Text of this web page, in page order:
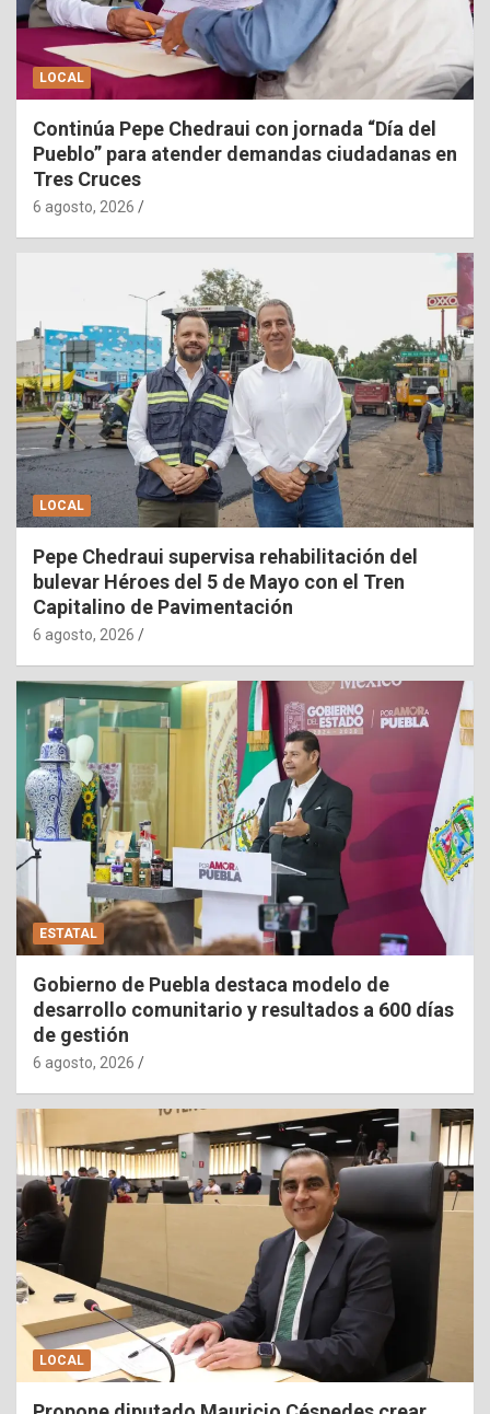
LOCAL
Continúa Pepe Chedraui con jornada “Día del
Pueblo” para atender demandas ciudadanas en
Tres Cruces
6 agosto, 2026
LOCAL
Pepe Chedraui supervisa rehabilitación del
bulevar Héroes del 5 de Mayo con el Tren
Capitalino de Pavimentación
6 agosto, 2026
ESTATAL
Gobierno de Puebla destaca modelo de
desarrollo comunitario y resultados a 600 días
de gestión
6 agosto, 2026
LOCAL